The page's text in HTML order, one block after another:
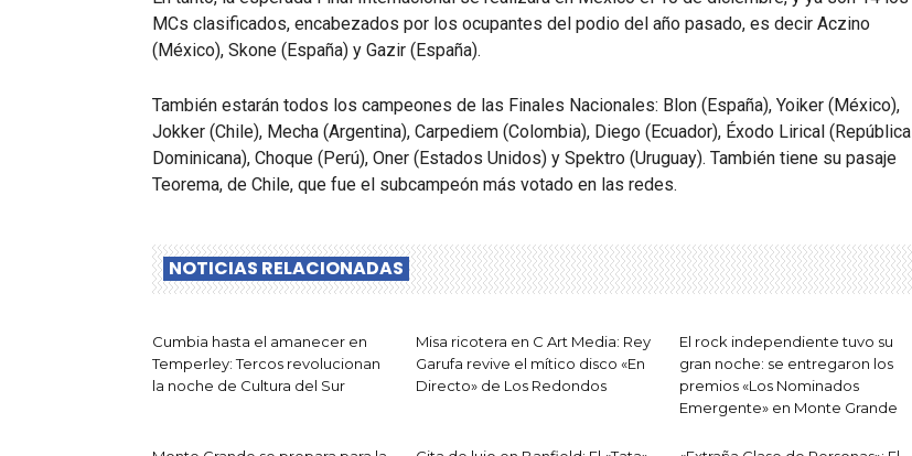
MCs clasificados, encabezados por los ocupantes del podio del año pasado, es decir Aczino
(México), Skone (España) y Gazir (España).
También estarán todos los campeones de las Finales Nacionales: Blon (España), Yoiker (México),
Jokker (Chile), Mecha (Argentina), Carpediem (Colombia), Diego (Ecuador), Éxodo Lirical (República
Dominicana), Choque (Perú), Oner (Estados Unidos) y Spektro (Uruguay). También tiene su pasaje
Teorema, de Chile, que fue el subcampeón más votado en las redes.
NOTICIAS RELACIONADAS
Cumbia hasta el amanecer en
Temperley: Tercos revolucionan
la noche de Cultura del Sur
Misa ricotera en C Art Media: Rey
Garufa revive el mítico disco «En
Directo» de Los Redondos
El rock independiente tuvo su
gran noche: se entregaron los
premios «Los Nominados
Emergente» en Monte Grande